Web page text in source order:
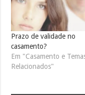
Prazo de validade no
casamento?
Em "Casamento e
Relacionados"